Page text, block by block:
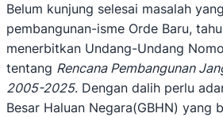
Belum kunjung selesai masalah
pembangunan-isme Orde Baru,
menerbitkan Undang-Undang
tentang Rencana Pembangunan
2005-2025. Dengan dalih perlu
Besar Haluan Negara(GBHN) yang